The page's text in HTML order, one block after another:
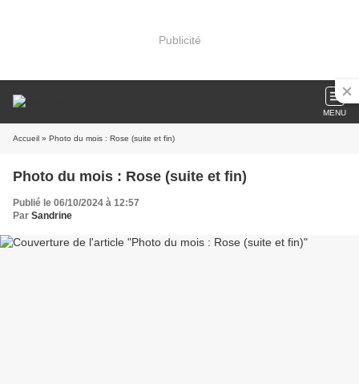
Publicité
MENU
Accueil » Photo du mois : Rose (suite et fin)
Photo du mois : Rose (suite et fin)
Publié le 06/10/2024 à 12:57
Par Sandrine